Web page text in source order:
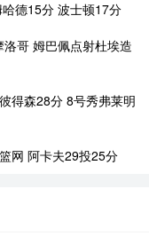
哈德15分 波士顿17分
哥 姆巴佩点射杜埃造
得森28分 8号秀弗莱明
网 阿卡夫29投25分